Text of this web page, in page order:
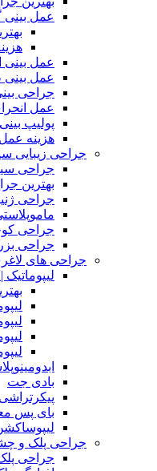
عمل
عمل بینی
عمل بینی
جراحی
عمل
پولیپ بینی
هزینه
جراحی زیبایی
جراحی
بهترین
جراحی
جراحی
جراحی
جراحی های
بادی‌ جت
پیکرتراشی
بای پس
جراحی پلک و
جراحی